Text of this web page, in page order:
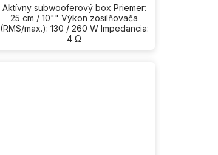
Aktívny subwooferový box Priemer:
25 cm / 10"" Výkon zosilňovača
(RMS/max.): 130 / 260 W Impedancia:
4 Ω